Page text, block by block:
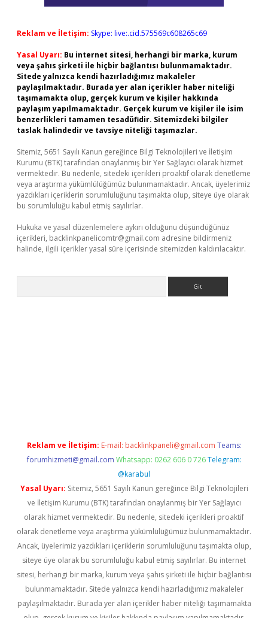
Reklam ve İletişim: Skype: live:.cid.575569c608265c69
Yasal Uyarı: Bu internet sitesi, herhangi bir marka, kurum
veya şahıs şirketi ile hiçbir bağlantısı bulunmamaktadır.
Sitede yalnızca kendi hazırladığımız makaleler
paylaşılmaktadır. Burada yer alan içerikler haber niteliği
taşımamakta olup, gerçek kurum ve kişiler hakkında
paylaşım yapılmamaktadır. Gerçek kurum ve kişiler ile isim
benzerlikleri tamamen tesadüfidir. Sitemizdeki bilgiler
taslak halindedir ve tavsiye niteliği taşımazlar.
Sitemiz, 5651 Sayılı Kanun gereğince Bilgi Teknolojileri ve İletişim
Kurumu (BTK) tarafından onaylanmış bir Yer Sağlayıcı olarak hizmet
vermektedir. Bu nedenle, sitedeki içerikleri proaktif olarak denetleme
veya araştırma yükümlülüğümüz bulunmamaktadır. Ancak, üyelerimiz
yazdıkları içeriklerin sorumluluğunu taşımakta olup, siteye üye olarak
bu sorumluluğu kabul etmiş sayılırlar.
Hukuka ve yasal düzenlemelere aykırı olduğunu düşündüğünüz
içerikleri, backlinkpanelicomtr@gmail.com adresine bildirmeniz
halinde, ilgili içerikler yasal süre içerisinde sitemizden kaldırılacaktır.
Reklam ve İletişim: E-mail: backlinkpaneli@gmail.com Teams:
forumhizmeti@gmail.com Whatsapp: 0262 606 0 726 Telegram:
@karabul
Yasal Uyarı: Sitemiz, 5651 Sayılı Kanun gereğince Bilgi Teknolojileri
ve İletişim Kurumu (BTK) tarafından onaylanmış bir Yer Sağlayıcı
olarak hizmet vermektedir. Bu nedenle, sitedeki içerikleri proaktif
olarak denetleme veya araştırma yükümlülüğümüz bulunmamaktadır.
Ancak, üyelerimiz yazdıkları içeriklerin sorumluluğunu taşımakta olup,
siteye üye olarak bu sorumluluğu kabul etmiş sayılırlar. Bu internet
sitesi, herhangi bir marka, kurum veya şahıs şirketi ile hiçbir bağlantısı
bulunmamaktadır. Sitede yalnızca kendi hazırladığımız makaleler
paylaşılmaktadır. Burada yer alan içerikler haber niteliği taşımamakta